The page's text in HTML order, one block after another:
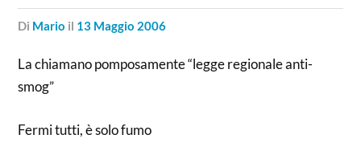
di Mario il 13 Maggio 2006
La chiamano pomposamente “legge regionale anti-
smog”
Fermi tutti, è solo fumo